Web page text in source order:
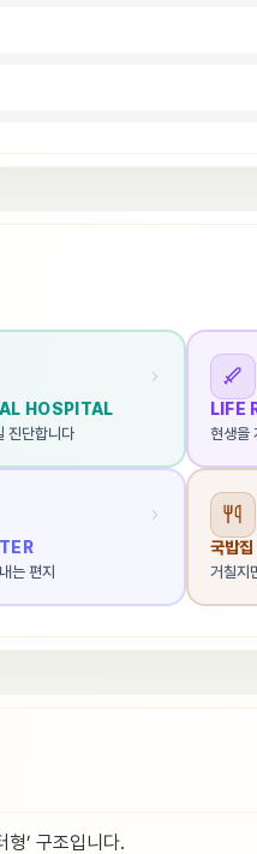
HOSPITAL
진단합니다
LIFE
현생을
는 편지
국밥
거칠지
’ 구조입니다.